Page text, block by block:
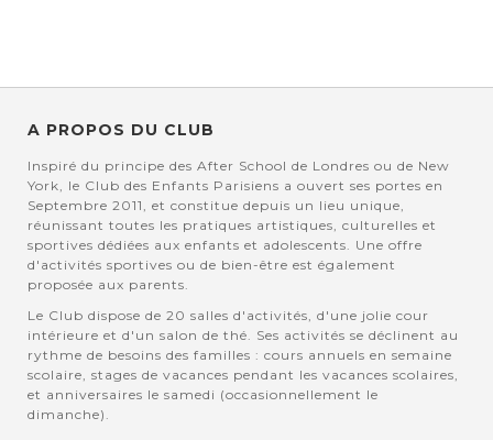
A PROPOS DU CLUB
Inspiré du principe des After School de Londres ou de New
York, le Club des Enfants Parisiens a ouvert ses portes en
Septembre 2011, et constitue depuis un lieu unique,
réunissant toutes les pratiques artistiques, culturelles et
sportives dédiées aux enfants et adolescents. Une offre
d'activités sportives ou de bien-être est également
proposée aux parents.
Le Club dispose de 20 salles d'activités, d'une jolie cour
intérieure et d'un salon de thé. Ses activités se déclinent au
rythme de besoins des familles : cours annuels en semaine
scolaire, stages de vacances pendant les vacances scolaires,
et anniversaires le samedi (occasionnellement le
dimanche).